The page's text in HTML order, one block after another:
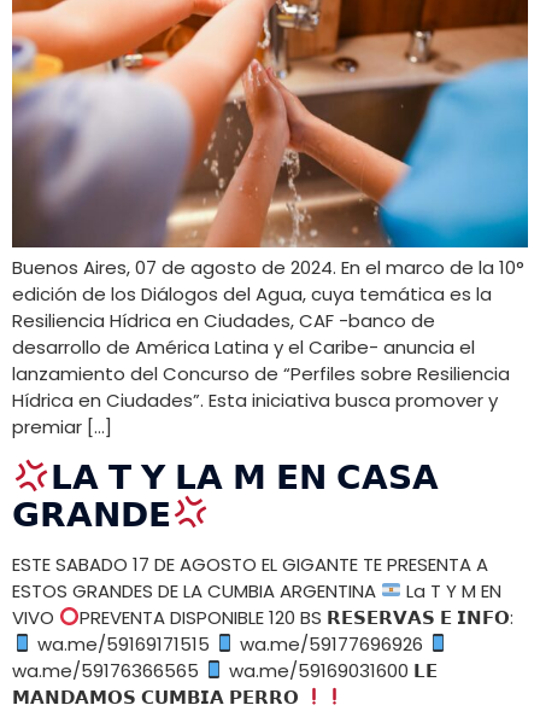
Buenos Aires, 07 de agosto de 2024. En el marco de la 10°
edición de los Diálogos del Agua, cuya temática es la
Resiliencia Hídrica en Ciudades, CAF -banco de
desarrollo de América Latina y el Caribe- anuncia el
lanzamiento del Concurso de “Perfiles sobre Resiliencia
Hídrica en Ciudades”. Esta iniciativa busca promover y
premiar […]
𝗟𝗔 𝗧 𝗬 𝗟𝗔 𝗠 𝗘𝗡 𝗖𝗔𝗦𝗔
𝗚𝗥𝗔𝗡𝗗𝗘
ESTE SABADO 17 DE AGOSTO EL GIGANTE TE PRESENTA A
ESTOS GRANDES DE LA CUMBIA ARGENTINA
La T Y M EN
VIVO
PREVENTA DISPONIBLE 120 BS 𝗥𝗘𝗦𝗘𝗥𝗩𝗔𝗦 𝗘 𝗜𝗡𝗙𝗢:
wa.me/59169171515
wa.me/59177696926
wa.me/59176366565
wa.me/59169031600 𝗟𝗘
𝗠𝗔𝗡𝗗𝗔𝗠𝗢𝗦 𝗖𝗨𝗠𝗕𝗜𝗔 𝗣𝗘𝗥𝗥𝗢